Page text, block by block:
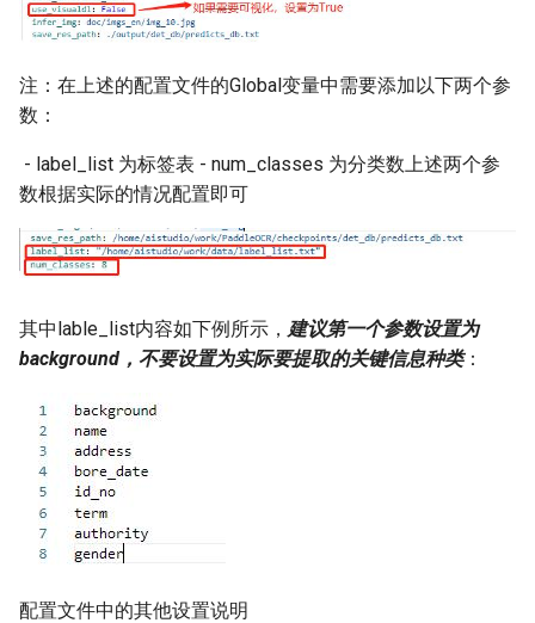
注：在上述的配置文件的Global变量中需要添加以下两个参
数：
​ - label_list 为标签表 ​ - num_classes 为分类数 ​上述两个参
数根据实际的情况配置即可
其中lable_list内容如下例所示， 建议第一个参数设置为
background，不要设置为实际要提取的关键信息种类：
配置文件中的其他设置说明